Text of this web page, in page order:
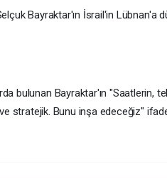
Bayraktar'ın İsrail'in
bulunan Bayraktar'ın
stratejik. Bunu inşa edeceğiz"